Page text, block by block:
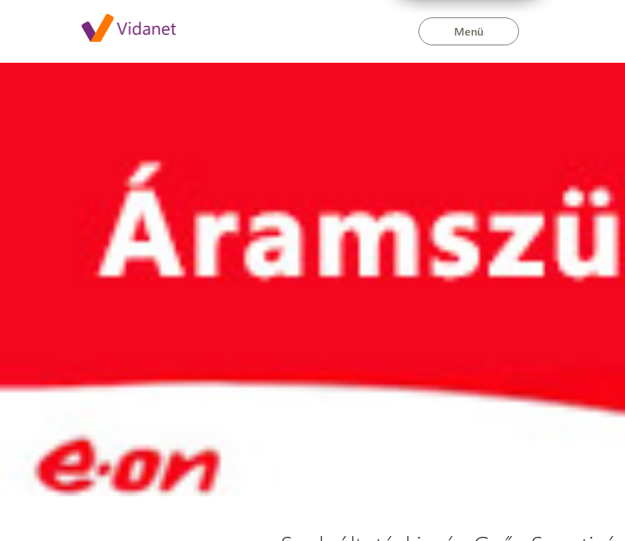
Menü
Szolgáltatáskiesés Győr-Szentiván területén szeptember